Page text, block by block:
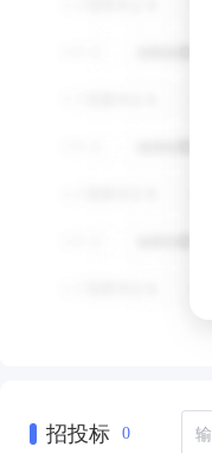
招投标 0